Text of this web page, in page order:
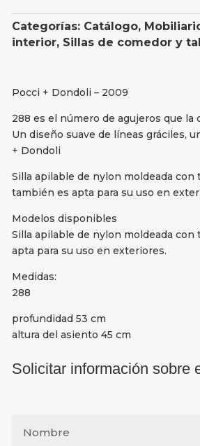
Categorías: Catálogo,
interior, Sillas de comedor y
Pocci + Dondoli – 2009
288 es el número de agujeros que la
Un diseño suave de líneas gráciles,
+ Dondoli
Silla apilable de nylon moldeada con
también es apta para su uso en
Modelos disponibles
Silla apilable de nylon moldeada
apta para su uso en exteriores.
Medidas:
288
profundidad 53 cm
altura del asiento 45 cm
Solicitar información sobre